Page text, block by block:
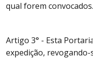
qual forem convocados.
Artigo 3° - Esta
expedição,